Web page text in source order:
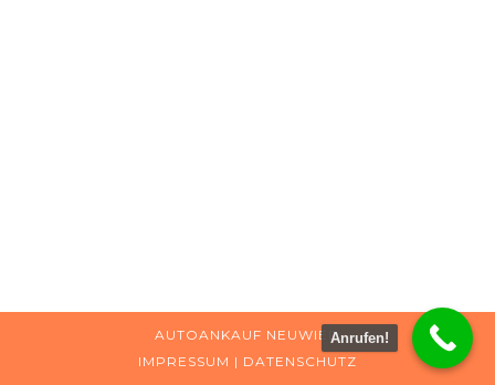
AUTOANKAUF NEUWIED
IMPRESSUM | DATENSCHUTZ
Anrufen!